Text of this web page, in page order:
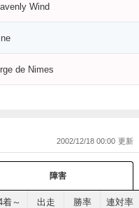
Wind
de Nimes
2002/12/18 00:00
障害
着～ 出走 勝率 連対率